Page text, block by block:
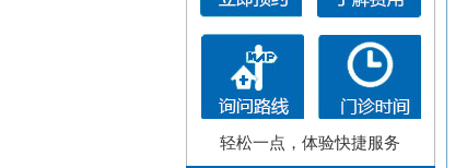
轻松一点，体验快捷服务